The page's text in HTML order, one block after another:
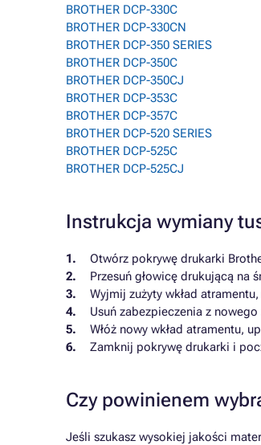
BROTHER DCP-330C
BROTHER DCP-330CN
BROTHER DCP-350 SERIES
BROTHER DCP-350C
BROTHER DCP-350CJ
BROTHER DCP-353C
BROTHER DCP-357C
BROTHER DCP-520 SERIES
BROTHER DCP-525C
BROTHER DCP-525CJ
Instrukcja wymiany
Otwórz pokrywę drukarki
Przesuń głowicę drukującą na
Wyjmij zużyty wkład
Usuń zabezpieczenia z
Włóż nowy wkład atramentu,
Zamknij pokrywę drukarki i
Czy powinienem
Jeśli szukasz wysokiej jakości